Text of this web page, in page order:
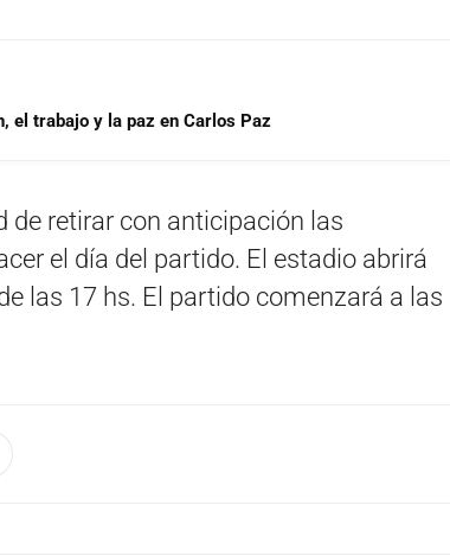
el trabajo y la paz en Carlos Paz
de retirar con anticipación las
el día del partido. El estadio abrirá
las 17 hs. El partido comenzará a las